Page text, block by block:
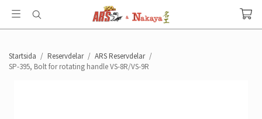
Startsida / Reservdelar / ARS Reservdelar /
SP-395, Bolt for rotating handle VS-8R/VS-9R